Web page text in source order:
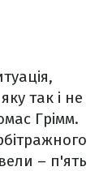
так і не
Грімм.
– п'ять